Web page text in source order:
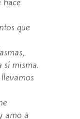
que
misma.
amo a